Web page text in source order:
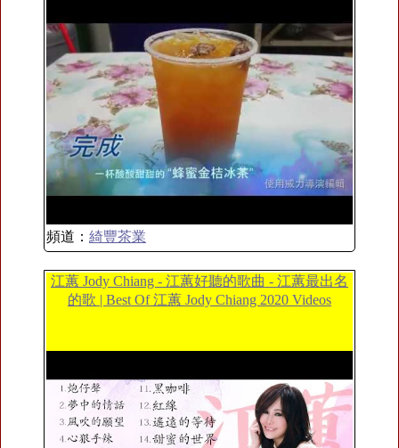
頻道： 綺豐茶業
江蕙 Jody Chiang - 江蕙好聽的歌曲 - 江蕙最出名
的歌 | Best Of 江蕙 Jody Chiang 2020 Videos